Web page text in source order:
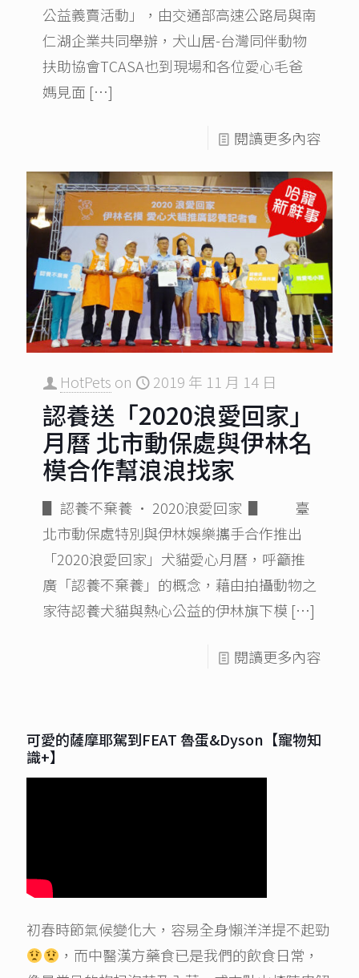
公益義賣活動」，由交通部高速公路局與南
仁湖企業共同舉辦，犬山居-台灣同伴動物
扶助協會TCASA也到現場和各位愛心毛爸
媽見面 […]
閱讀更多內容
HotPets on 2019 年 11 月 14 日
認養送「2020浪愛回家」
月曆 北市動保處與伊林名
模合作幫浪浪找家
▋​ 認養不棄養 • 2020浪愛回家 ▋ 臺
北市動保處特別與伊林娛樂攜手合作推出
「2020浪愛回家」犬貓愛心月曆，呼籲推
廣「認養不棄養」的概念，藉由拍攝動物之
家待認養犬貓與熱心公益的伊林旗下模 […]
閱讀更多內容
可愛的薩摩耶駕到FEAT 魯蛋&Dyson【寵物知
識+】
初春時節氣候變化大，容易全身懶洋洋提不起勁
，而中醫漢方藥食已是我們的飲食日常，